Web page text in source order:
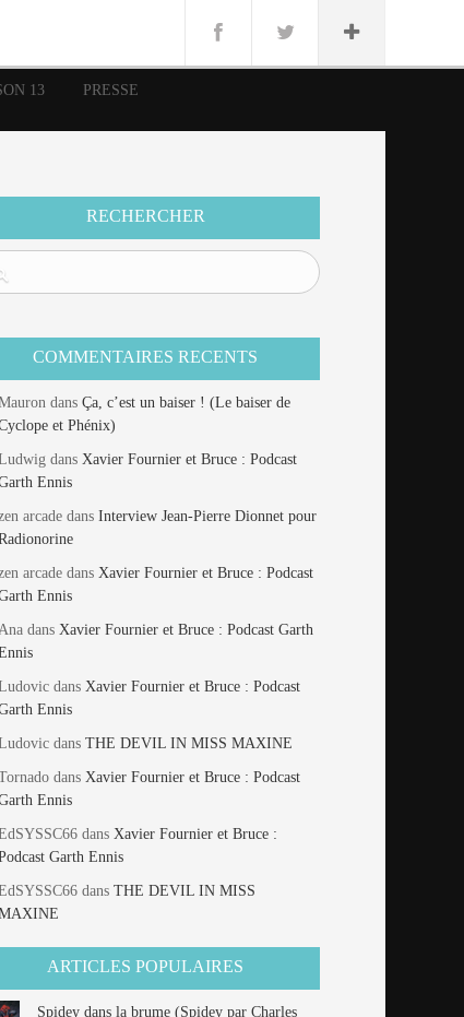
13 PRESSE
RECHERCHER
COMMENTAIRES RECENTS
dansÇa, c’est un baiser ! (Le baiser de
et Phénix)
dansXavier Fournier et Bruce : Podcast
Ennis
arcade dansInterview Jean-Pierre Dionnet pour
arcade dansXavier Fournier et Bruce : Podcast
Ennis
dansXavier Fournier et Bruce : Podcast Garth
dansXavier Fournier et Bruce : Podcast
Ennis
dansTHE DEVIL IN MISS MAXINE
dansXavier Fournier et Bruce : Podcast
Ennis
dansXavier Fournier et Bruce :
Garth Ennis
dansTHE DEVIL IN MISS
ARTICLES POPULAIRES
Spidey dans la brume (Spidey par Charles